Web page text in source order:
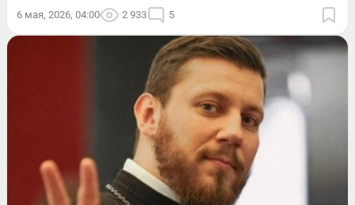
6 мая, 2026, 04:00 2 933 5